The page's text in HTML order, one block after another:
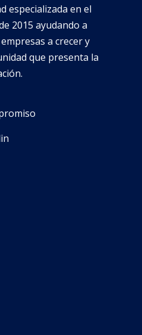
especializada en el
2015 ayudando a
a crecer y
que presenta la